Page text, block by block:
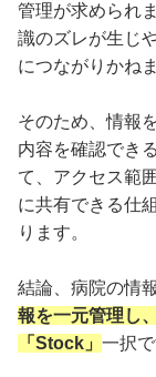
管理が求められ
識のズレが生じ
につながりかね
そのため、情報
内容を確認でき
て、アクセス範
に共有できる仕
ります。
結論、病院の情
報を一元管理し
「Stock」 一択で